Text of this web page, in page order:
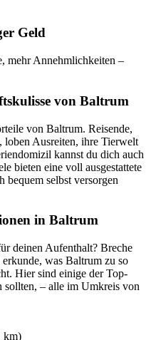
Geld
mehr Annehmlichkeiten –
von Baltrum
von Baltrum. Reisende,
loben Ausreiten, ihre Tierwelt
kannst du dich auch
bieten eine voll ausgestattete
selbst versorgen
in Baltrum
deinen Aufenthalt? Breche
was Baltrum zu so
Hier sind einige der Top-
sollten, – alle im Umkreis von
km)